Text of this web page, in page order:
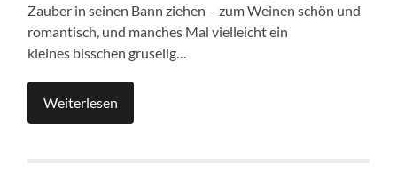
Zauber in seinen Bann ziehen – zum Weinen schön und
romantisch, und manches Mal vielleicht ein
kleines bisschen gruselig…
Weiterlesen